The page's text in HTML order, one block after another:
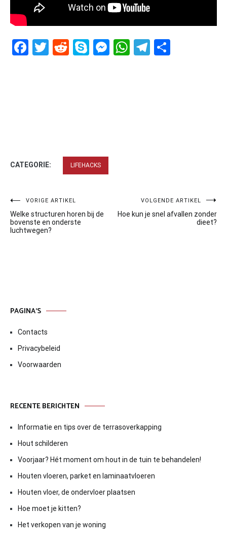
Facebook
Twitter
RedditSkypeMessenger
WhatsApp
Telegram
CATEGORIE: LIFEHACKS
Bericht
navigatie
VORIGE ARTIKEL
Welke structuren horen bij de
bovenste en onderste
luchtwegen?
VOLGENDE ARTIKEL
Hoe kun je snel afvallen zonder
dieet?
PAGINA’S
Contacts
Privacybeleid
Voorwaarden
RECENTE BERICHTEN
Informatie en tips over de terrasoverkapping
Hout schilderen
Voorjaar? Hét moment om hout in de tuin te behandelen!
Houten vloeren, parket en laminaatvloeren
Houten vloer, de ondervloer plaatsen
Hoe moet je kitten?
Het verkopen van je woning